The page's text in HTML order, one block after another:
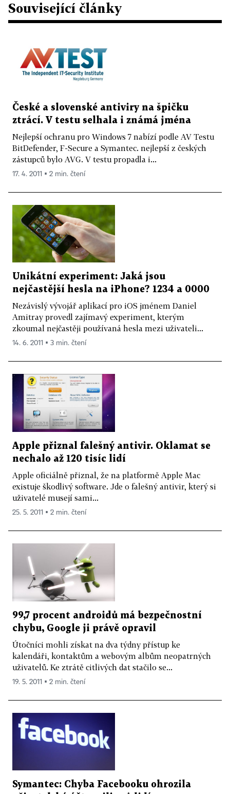
Související články
České a slovenské antiviry na špičku
ztrácí. V testu selhala i známá jména
Nejlepší ochranu pro Windows 7 nabízí podle AV Testu
BitDefender, F-Secure a Symantec. nejlepší z českých
zástupců bylo AVG. V testu propadla i...
17. 4. 2011 ▪ 2 min. čtení
Unikátní experiment: Jaká jsou
nejčastější hesla na iPhone? 1234 a 0000
Nezávislý vývojář aplikací pro iOS jménem Daniel
Amitray provedl zajímavý experiment, kterým
zkoumal nejčastěji používaná hesla mezi uživateli...
14. 6. 2011 ▪ 3 min. čtení
Apple přiznal falešný antivir. Oklamat se
nechalo až 120 tisíc lidí
Apple oficiálně přiznal, že na platformě Apple Mac
existuje škodlivý software. Jde o falešný antivir, který si
uživatelé musejí sami...
25. 5. 2011 ▪ 2 min. čtení
99,7 procent androidů má bezpečnostní
chybu, Google ji právě opravil
Útočníci mohli získat na dva týdny přístup ke
kalendáři, kontaktům a webovým albům neopatrných
uživatelů. Ke ztrátě citlivých dat stačilo se...
19. 5. 2011 ▪ 2 min. čtení
Symantec: Chyba Facebooku ohrozila